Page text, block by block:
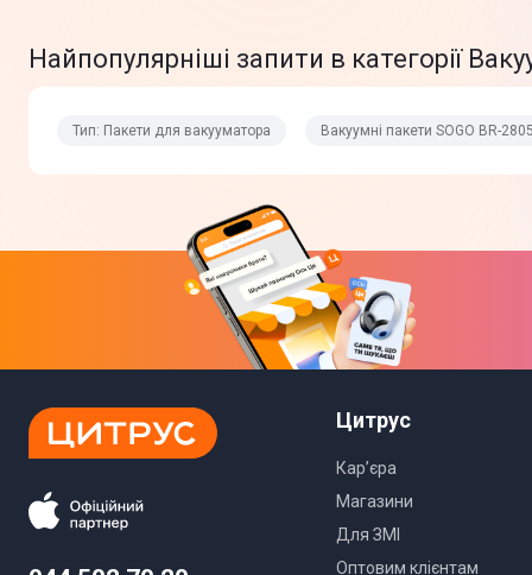
Найпопулярніші запити в категорії
Тип: Пакети для вакууматора Вакуумні пакети SOGO BR-
Цитрус
Кар’єра
Магазини
Для ЗМІ
Оптовим клієнтам